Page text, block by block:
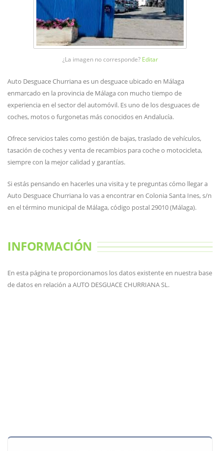
¿La imagen no corresponde? Editar
Auto Desguace Churriana es un desguace ubicado en Málaga
enmarcado en la provincia de Málaga con mucho tiempo de
experiencia en el sector del automóvil. Es uno de los desguaces de
coches, motos o furgonetas más conocidos en Andalucía.
Ofrece servicios tales como gestión de bajas, traslado de vehículos,
tasación de coches y venta de recambios para coche o motocicleta,
siempre con la mejor calidad y garantías.
Si estás pensando en hacerles una visita y te preguntas cómo llegar a
Auto Desguace Churriana lo vas a encontrar en Colonia Santa Ines, s/n
en el término municipal de Málaga, código postal 29010 (Málaga).
INFORMACIÓN
En esta página te proporcionamos los datos existente en nuestra base
de datos en relación a AUTO DESGUACE CHURRIANA SL.